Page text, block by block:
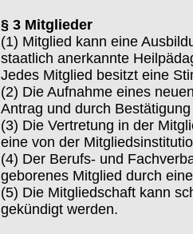
§ 3 Mitglieder
(1) Mitglied kann eine
staatlich anerkannte
Jedes Mitglied besitzt eine
(2) Die Aufnahme eines
Antrag und durch
(3) Die Vertretung in der
eine von der
(4) Der Berufs- und
geborenes Mitglied durch
(5) Die Mitgliedschaft kann
gekündigt werden.